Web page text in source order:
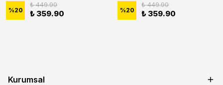
%20
₺ 449.90
₺ 359.90 %20
₺ 449.90
₺ 359.90
Kurumsal